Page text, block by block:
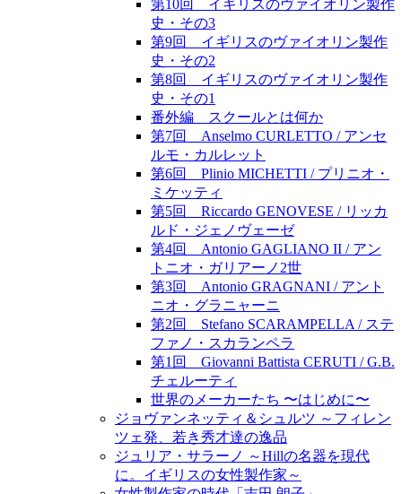
第10回 イギリスのヴァイオリン製作
史・その3
第9回 イギリスのヴァイオリン製作
史・その2
第8回 イギリスのヴァイオリン製作
史・その1
番外編 スクールとは何か
第7回 Anselmo CURLETTO / アンセ
ルモ・カルレット
第6回 Plinio MICHETTI / プリニオ・
ミケッティ
第5回 Riccardo GENOVESE / リッカ
ルド・ジェノヴェーゼ
第4回 Antonio GAGLIANO II / アン
トニオ・ガリアーノ2世
第3回 Antonio GRAGNANI / アント
ニオ・グラニャーニ
第2回 Stefano SCARAMPELLA / ステ
ファノ・スカランペラ
第1回 Giovanni Battista CERUTI / G.B.
チェルーティ
世界のメーカーたち 〜はじめに〜
ジョヴァンネッティ＆シュルツ ～フィレン
ツェ発、若き秀才達の逸品
ジュリア・サラーノ ～Hillの名器を現代
に。イギリスの女性製作家～